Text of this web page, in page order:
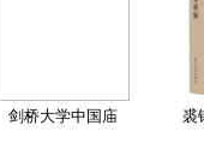
剑桥大学中国庙 裘